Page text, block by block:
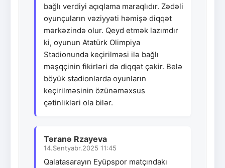
bağlı verdiyi açıqlama maraqlıdır. Zədəli
oyunçuların vəziyyəti həmişə diqqət
mərkəzində olur. Qeyd etmək lazımdır
ki, oyunun Atatürk Olimpiya
Stadionunda keçirilməsi ilə bağlı
məşqçinin fikirləri də diqqət çəkir. Belə
böyük stadionlarda oyunların
keçirilməsinin özünəməxsus
çətinlikləri ola bilər.
Təranə Rzayeva
14.Sentyabr.2025 11:45
Qalatasarayın Eyüpspor matçındakı